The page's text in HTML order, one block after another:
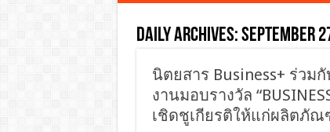
Daily Archives:September
นิตยสาร Business+ ร่วม
งานมอบรางวัล
เชิดชูเกียรติให้แก่ผลิตภั